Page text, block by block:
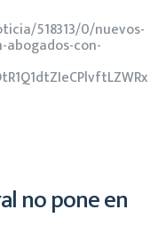
518313/0/nuevos-
con-
no pone en